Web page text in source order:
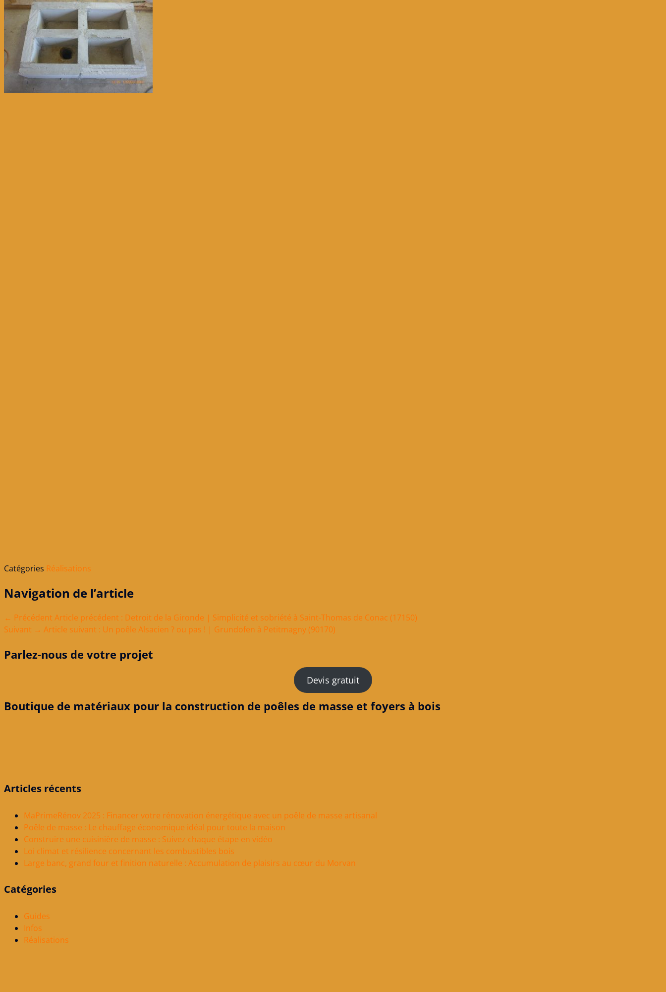
Catégories Réalisations
Navigation de l’article
← Précédent Article précédent : Detroit de la Gironde | Simplicité et sobriété à Saint-Thomas de Conac (17150)
Suivant → Article suivant : Un poêle Alsacien ? ou pas ! | Grundofen à Petitmagny (90170)
Parlez-nous de votre projet
Devis gratuit
Boutique de matériaux pour la construction de poêles de masse et foyers à bois
Articles récents
MaPrimeRénov 2025 : Financer votre rénovation énergétique avec un poêle de masse artisanal
Poêle de masse : Le chauffage économique idéal pour toute la maison
Construire une cuisinière de masse : Suivez chaque étape en vidéo
Loi climat et résilience concernant les combustibles bois
Large banc, grand four et finition naturelle : Accumulation de plaisirs au cœur du Morvan
Catégories
Guides
Infos
Réalisations